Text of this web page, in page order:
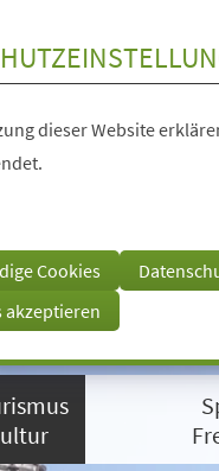
dieser Website
Cookies
akzeptieren